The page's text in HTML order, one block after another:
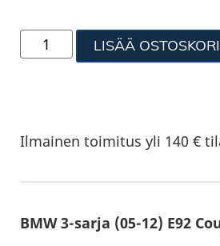
LISÄÄ
Ilmainen toimitus yli 140 €
BMW 3-sarja (05-12) E92